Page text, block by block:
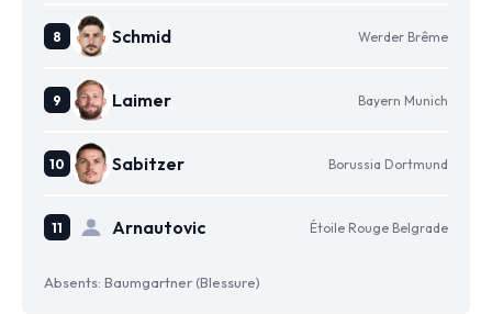
Schmid Werder Brême
Laimer Bayern Munich
Sabitzer Borussia Dortmund
Arnautovic Étoile Rouge Belgrade
Absents: Baumgartner (Blessure)